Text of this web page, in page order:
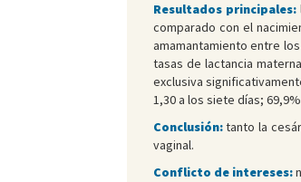
Resultados principales:
comparado con el
amamantamiento entre
tasas de lactancia
exclusiva
1,30 a los siete días; 69,9%
Conclusión:tanto la
vaginal.
Conflicto de intereses: